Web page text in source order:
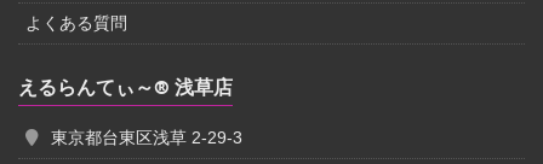
よくある質問
えるらんてぃ～® 浅草店
東京都台東区浅草 2-29-3